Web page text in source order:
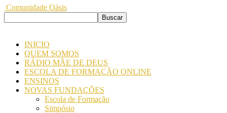
Comunidade Oásis
INICIO
QUEM SOMOS
RÁDIO MÃE DE DEUS
ESCOLA DE FORMAÇÃO ONLINE
ENSINOS
NOVAS FUNDAÇÕES
Escola de Formação
Simpósio